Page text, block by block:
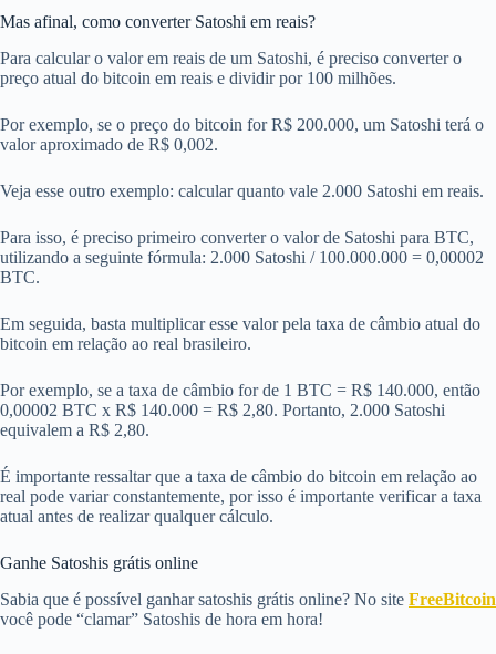
Mas afinal, como converter Satoshi em reais?
Para calcular o valor em reais de um Satoshi, é preciso converter o
preço atual do bitcoin em reais e dividir por 100 milhões.
Por exemplo, se o preço do bitcoin for R$ 200.000, um Satoshi terá o
valor aproximado de R$ 0,002.
Veja esse outro exemplo: calcular quanto vale 2.000 Satoshi em reais.
Para isso, é preciso primeiro converter o valor de Satoshi para BTC,
utilizando a seguinte fórmula: 2.000 Satoshi / 100.000.000 = 0,00002
BTC.
Em seguida, basta multiplicar esse valor pela taxa de câmbio atual do
bitcoin em relação ao real brasileiro.
Por exemplo, se a taxa de câmbio for de 1 BTC = R$ 140.000, então
0,00002 BTC x R$ 140.000 = R$ 2,80. Portanto, 2.000 Satoshi
equivalem a R$ 2,80.
É importante ressaltar que a taxa de câmbio do bitcoin em relação ao
real pode variar constantemente, por isso é importante verificar a taxa
atual antes de realizar qualquer cálculo.
Ganhe Satoshis grátis online
Sabia que é possível ganhar satoshis grátis online? No site FreeBitcoin
você pode “clamar” Satoshis de hora em hora!